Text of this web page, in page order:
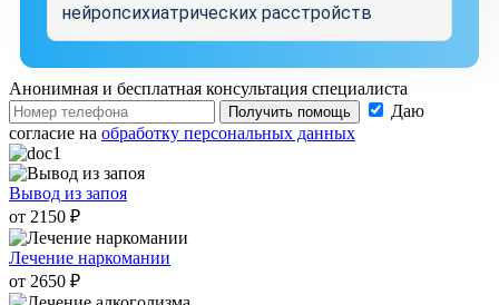
нейропсихиатрических расстройств
Анонимная и бесплатная консультация специалиста
Получить помощь
Даю
согласие на обработку персональных данных
Вывод из запоя
от 2150 ₽
Лечение наркомании
от 2650 ₽